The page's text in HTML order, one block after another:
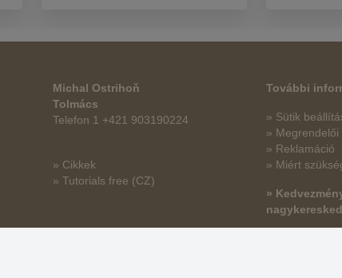
Michal Ostrihoň
Tolmács
Telefon 1 +421 903190224
» Cikkek
» Tutorials free (CZ)
További
» Sütik
» Megrendelői
» Reklamáció
» Miért
»